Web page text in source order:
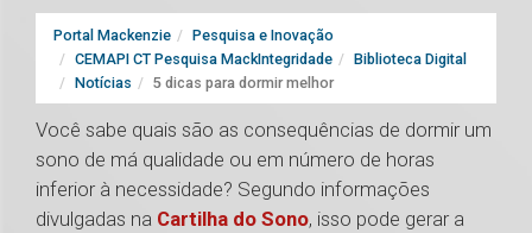
Portal Mackenzie
Pesquisa e Inovação
CEMAPI CT Pesquisa MackIntegridade
Biblioteca Digital
Notícias
5 dicas para dormir melhor
Você sabe quais são as consequências de dormir um
sono de má qualidade ou em número de horas
inferior à necessidade? Segundo informações
divulgadas na Cartilha do Sono, isso pode gerar a